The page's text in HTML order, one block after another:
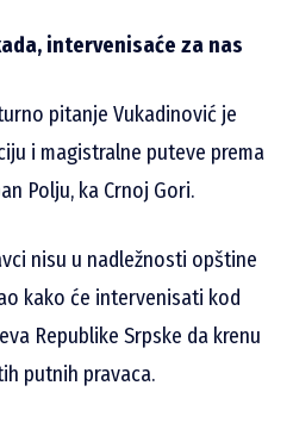
intervenisaće za nas
pitanje Vukadinović je
i magistralne puteve prema
Polju, ka Crnoj Gori.
nisu u nadležnosti opštine
kako će intervenisati kod
Republike Srpske da krenu
putnih pravaca.